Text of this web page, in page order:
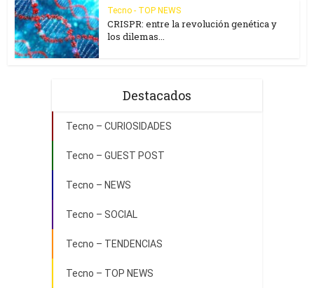
Tecno - TOP NEWS
CRISPR: entre la revolución genética y
los dilemas...
Destacados
Tecno – CURIOSIDADES
Tecno – GUEST POST
Tecno – NEWS
Tecno – SOCIAL
Tecno – TENDENCIAS
Tecno – TOP NEWS